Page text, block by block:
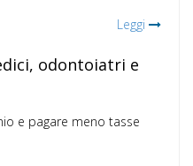
Leggi
odontoiatri e
e pagare meno tasse